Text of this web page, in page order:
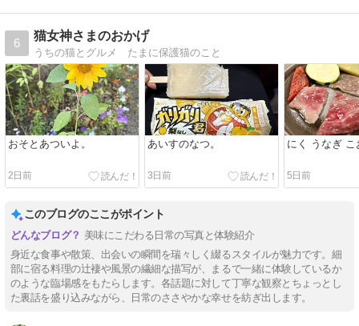
6
猫女神さまのおかげ
うちの猫とグルメ たまに保護猫のこと
おそとあついよ。
2日前
あいすのなつ。
3日前
にく うなぎ こ
5日前
このブログのここがポイント
美味にこだわる日常の写真と体験紹介
身近な食事や散策、出会いの瞬間を瑞々しく綴るスタイルが魅力です。細
部に宿る料理の辻褄や風景の繊細な描写が、まるで一緒に体験しているか
のような臨場感をもたらします。各話題に対して丁寧な観察とちょっとし
た裏話を盛り込みながら、日常のささやかな幸せを紡ぎ出します。